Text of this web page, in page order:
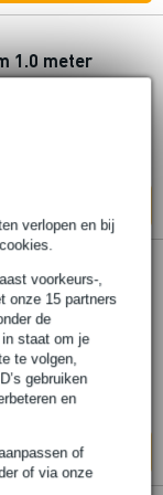
verlopen en bij
voorkeurs-,
onze 15 partners
de
staat om je
te volgen,
gebruiken
en
of
of via onze
1.0 meter
truss
circa 3 weken